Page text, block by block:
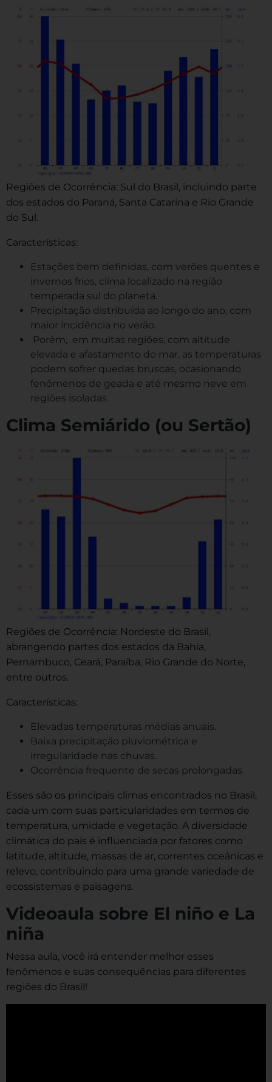
Regiões de Ocorrência: Sul do Brasil, incluindo parte
dos estados do Paraná, Santa Catarina e Rio Grande
do Sul.
Características:
Estações bem definidas, com verões quentes e
invernos frios, clima localizado na região
temperada sul do planeta.
Precipitação distribuída ao longo do ano, com
maior incidência no verão.
Porém, em muitas regiões, com altitude
elevada e afastamento do mar, as temperaturas
podem sofrer quedas bruscas, ocasionando
fenômenos de geada e até mesmo neve em
regiões isoladas.
Clima Semiárido (ou Sertão)
Regiões de Ocorrência: Nordeste do Brasil,
abrangendo partes dos estados da Bahia,
Pernambuco, Ceará, Paraíba, Rio Grande do Norte,
entre outros.
Características:
Elevadas temperaturas médias anuais.
Baixa precipitação pluviométrica e
irregularidade nas chuvas.
Ocorrência frequente de secas prolongadas.
Esses são os principais climas encontrados no Brasil,
cada um com suas particularidades em termos de
temperatura, umidade e vegetação. A diversidade
climática do país é influenciada por fatores como
latitude, altitude, massas de ar, correntes oceânicas e
relevo, contribuindo para uma grande variedade de
ecossistemas e paisagens.
Videoaula sobre El niño e La
niña
Nessa aula, você irá entender melhor esses
fenômenos e suas consequências para diferentes
regiões do Brasil!